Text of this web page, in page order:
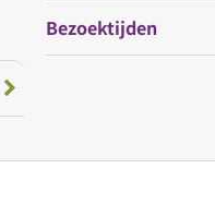
Bezoektijden